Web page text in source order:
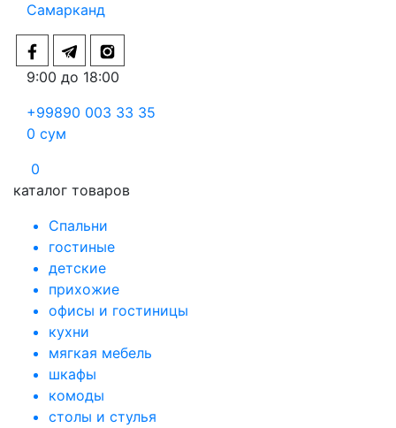
Самарканд
9:00 до 18:00
+99890 003 33 35
0 сум
0
каталог товаров
Спальни
гостиные
детские
прихожие
офисы и гостиницы
кухни
мягкая мебель
шкафы
комоды
столы и стулья